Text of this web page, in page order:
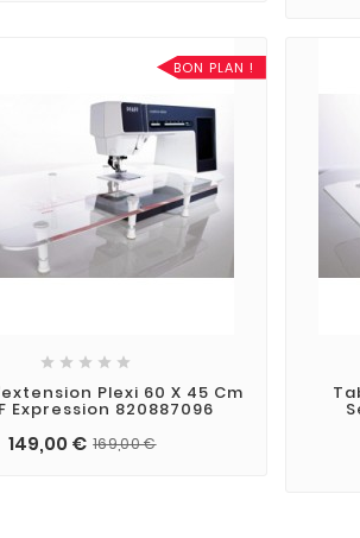
BON PLAN !
    
Plexi 60 X 45 Cm
Expression 820887096
149,00 € 169,00 €